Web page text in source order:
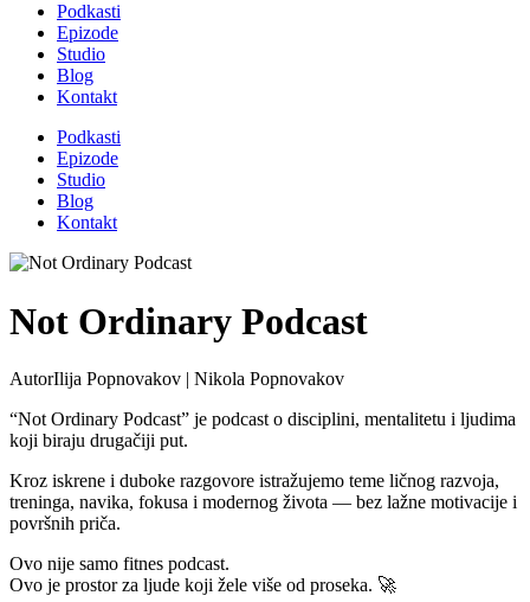
Podkasti
Epizode
Studio
Blog
Kontakt
Podkasti
Epizode
Studio
Blog
Kontakt
Not Ordinary Podcast
AutorIlija Popnovakov | Nikola Popnovakov
“Not Ordinary Podcast” je podcast o disciplini, mentalitetu i ljudima
koji biraju drugačiji put.
Kroz iskrene i duboke razgovore istražujemo teme ličnog razvoja,
treninga, navika, fokusa i modernog života — bez lažne motivacije i
površnih priča.
Ovo nije samo fitnes podcast.
Ovo je prostor za ljude koji žele više od proseka. 🚀